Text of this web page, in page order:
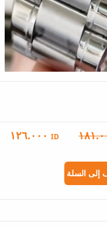
ID
إلى السلة